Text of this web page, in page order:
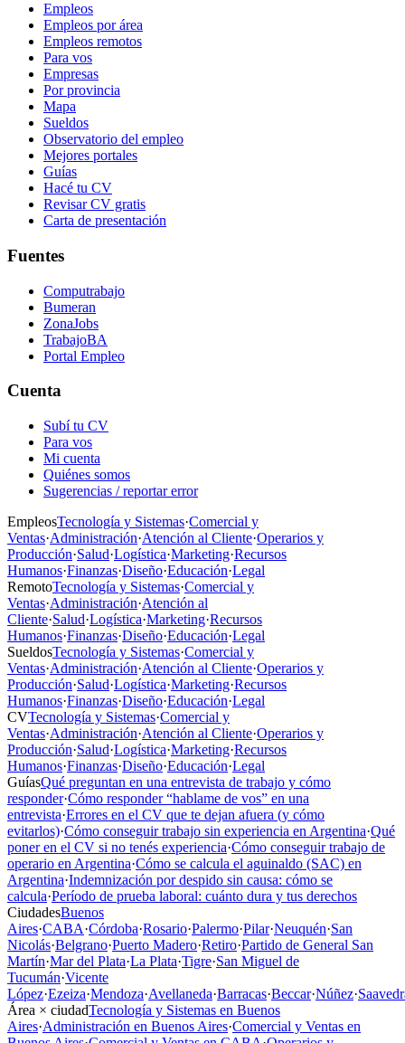
Empleos
Empleos por área
Empleos remotos
Para vos
Empresas
Por provincia
Mapa
Sueldos
Observatorio del empleo
Mejores portales
Guías
Hacé tu CV
Revisar CV gratis
Carta de presentación
Fuentes
Computrabajo
Bumeran
ZonaJobs
TrabajoBA
Portal Empleo
Cuenta
Subí tu CV
Para vos
Mi cuenta
Quiénes somos
Sugerencias / reportar error
EmpleosTecnología y Sistemas·Comercial y
Ventas·Administración·Atención al Cliente·Operarios y
Producción·Salud·Logística·Marketing·Recursos
Humanos·Finanzas·Diseño·Educación·Legal
RemotoTecnología y Sistemas·Comercial y
Ventas·Administración·Atención al
Cliente·Salud·Logística·Marketing·Recursos
Humanos·Finanzas·Diseño·Educación·Legal
SueldosTecnología y Sistemas·Comercial y
Ventas·Administración·Atención al Cliente·Operarios y
Producción·Salud·Logística·Marketing·Recursos
Humanos·Finanzas·Diseño·Educación·Legal
CVTecnología y Sistemas·Comercial y
Ventas·Administración·Atención al Cliente·Operarios y
Producción·Salud·Logística·Marketing·Recursos
Humanos·Finanzas·Diseño·Educación·Legal
GuíasQué preguntan en una entrevista de trabajo y cómo
responder·Cómo responder “hablame de vos” en una
entrevista·Errores en el CV que te dejan afuera (y cómo
evitarlos)·Cómo conseguir trabajo sin experiencia en Argentina·Qué
poner en el CV si no tenés experiencia·Cómo conseguir trabajo de
operario en Argentina·Cómo se calcula el aguinaldo (SAC) en
Argentina·Indemnización por despido sin causa: cómo se
calcula·Período de prueba laboral: cuánto dura y tus derechos
CiudadesBuenos
Aires·CABA·Córdoba·Rosario·Palermo·Pilar·Neuquén·San
Nicolás·Belgrano·Puerto Madero·Retiro·Partido de General San
Martín·Mar del Plata·La Plata·Tigre·San Miguel de
Tucumán·Vicente
López·Ezeiza·Mendoza·Avellaneda·Barracas·Beccar·Núñez·
Área × ciudadTecnología y Sistemas en Buenos
Aires·Administración en Buenos Aires·Comercial y Ventas en